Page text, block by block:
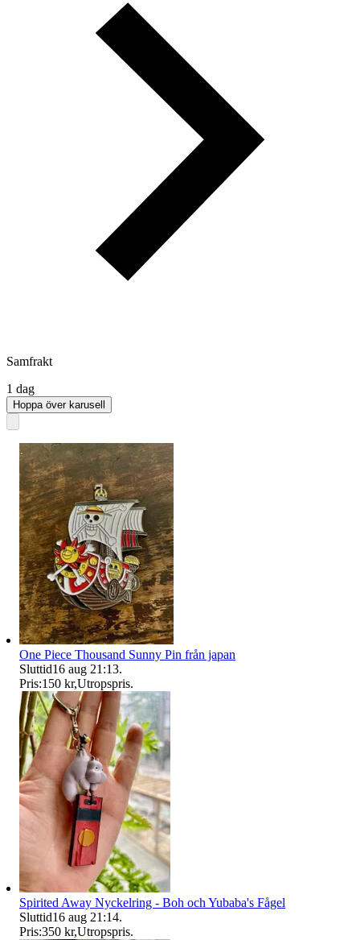
Samfrakt
1 dag
Hoppa över karusell
One Piece Thousand Sunny Pin från japan
Sluttid16 aug 21:13.
Pris:150 kr,Utropspris.
Spirited Away Nyckelring - Boh och Yubaba's Fågel
Sluttid16 aug 21:14.
Pris:350 kr,Utropspris.